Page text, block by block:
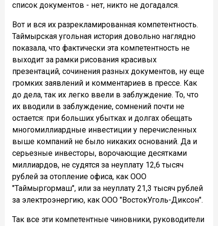
список документов - нет, никто не догадался.
Вот и вся их разрекламированная компетентность.
Таймырская угольная история довольно наглядно
показала, что фактически эта компетентность не
выходит за рамки рисования красивых
презентаций, сочинения разных документов, ну еще
громких заявлений и комментариев в прессе. Как
до дела, так их легко ввели в заблуждение. То, что
их вводили в заблуждение, сомнений почти не
остается: при больших убытках и долгах обещать
многомиллиардные инвестиции у перечисленных
выше компаний не было никаких оснований. Да и
серьезные инвесторы, ворочающие десятками
миллиардов, не судятся за неуплату 12,6 тысяч
рублей за отопление офиса, как ООО
"Таймыргормаш", или за неуплату 21,3 тысяч рублей
за электроэнергию, как ООО "ВостокУголь-Диксон".
Так все эти компетентные чиновники, руководители